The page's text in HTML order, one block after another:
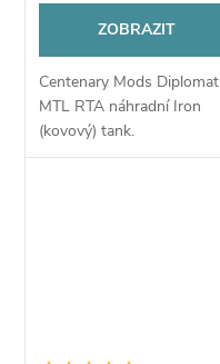
ZOBRAZIT
Centenary Mods Diplomat
MTL RTA náhradní Iron
(kovový) tank.